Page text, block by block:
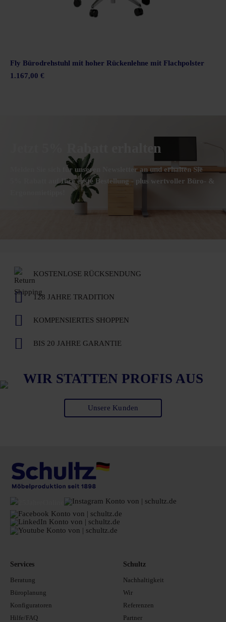
Fly Bürodrehstuhl mit hoher Rückenlehne mit Flachpolster
1.167,00 €
Jetzt 5% Rabatt erhalten
Melden Sie sich für unseren Newsletter an und erhalten Sie
5% Rabatt auf Ihre erste Bestellung - plus wertvoller Büro- &
KOSTENLOSE RÜCKSENDUNG
128 JAHRE TRADITION
KOMPENSIERTES SHOPPEN
BIS 20 JAHRE GARANTIE
WIR STATTEN PROFIS AUS
Unsere Kunden
Services
Beratung
Büroplanung
Konfiguratoren
Hilfe/FAQ
Schultz
Nachhaltigkeit
Wir
Referenzen
Partner